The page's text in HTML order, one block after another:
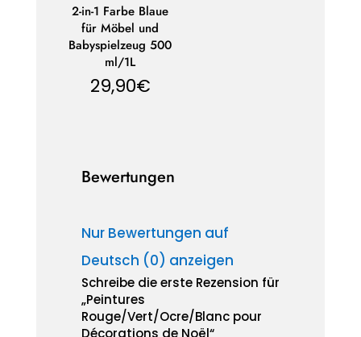
2-in-1 Farbe Blaue
für Möbel und
Babyspielzeug 500
ml/1L
29,90€
Bewertungen
Nur Bewertungen auf
Deutsch (0) anzeigen
Schreibe die erste Rezension für
„Peintures
Rouge/Vert/Ocre/Blanc pour
Décorations de Noël“